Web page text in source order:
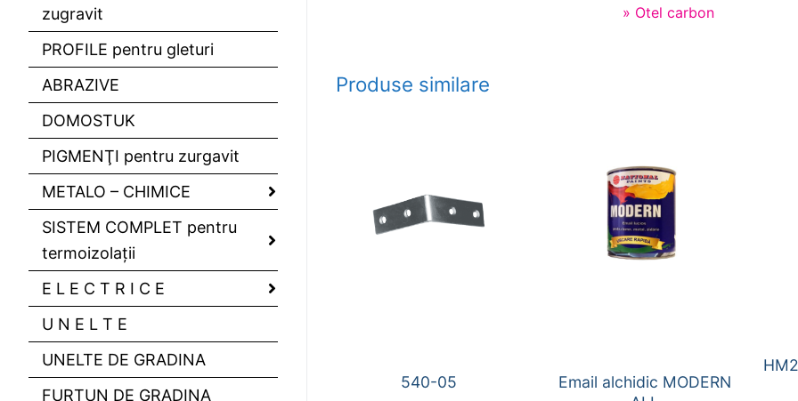
» Otel carbon
Produse similare
540-05
Email alchidic MODERN
zugravit
PROFILE pentru gleturi
ABRAZIVE
DOMOSTUK
PIGMENŢI pentru zurgavit
METALO – CHIMICE
SISTEM COMPLET pentru
termoizolaţii
E L E C T R I C E
U N E L T E
UNELTE DE GRADINA
FURTUN DE GRADINA